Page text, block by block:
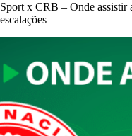
Sport x CRB – Onde
escalações